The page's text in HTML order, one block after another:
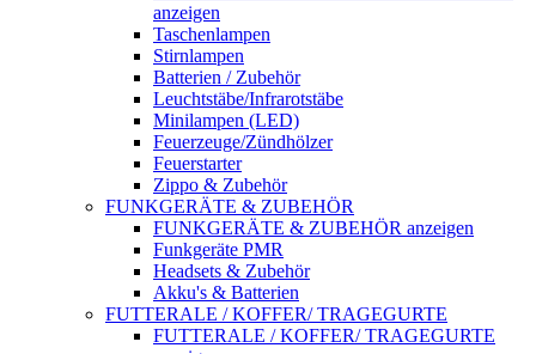
anzeigen
Taschenlampen
Stirnlampen
Batterien / Zubehör
Leuchtstäbe/Infrarotstäbe
Minilampen (LED)
Feuerzeuge/Zündhölzer
Feuerstarter
Zippo & Zubehör
FUNKGERÄTE & ZUBEHÖR
FUNKGERÄTE & ZUBEHÖR anzeigen
Funkgeräte PMR
Headsets & Zubehör
Akku's & Batterien
FUTTERALE / KOFFER/ TRAGEGURTE
FUTTERALE / KOFFER/ TRAGEGURTE